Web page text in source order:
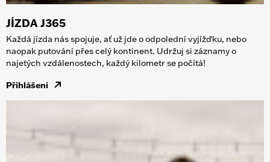
JÍZDA J365
Každá jízda nás spojuje, ať už jde o odpolední vyjížďku, nebo
naopak putování přes celý kontinent. Udržuj si záznamy o
najetých vzdálenostech, každý kilometr se počítá!
Přihlášení